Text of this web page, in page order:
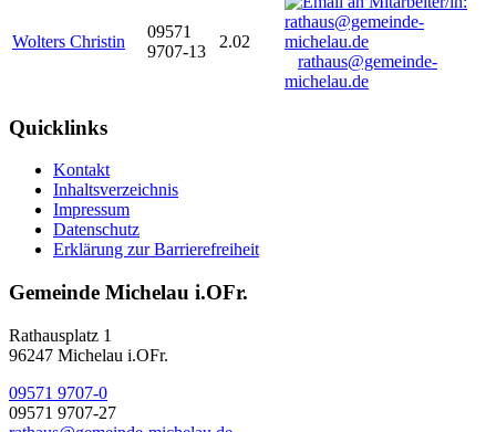
Wolters Christin
09571
9707-13
2.02
rathaus@gemeinde-
michelau.de
Quicklinks
Kontakt
Inhaltsverzeichnis
Impressum
Datenschutz
Erklärung zur Barrierefreiheit
Gemeinde Michelau i.OFr.
Rathausplatz 1
96247 Michelau i.OFr.
09571 9707-0
09571 9707-27